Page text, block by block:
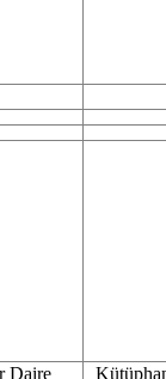
Daire